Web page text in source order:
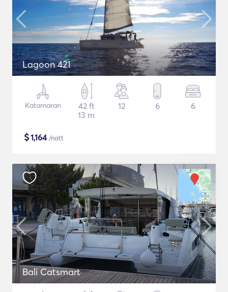
Lagoon 421
Katamaran
42 ft
13 m
12 6 6
$1,164/natt
Bali Catsmart